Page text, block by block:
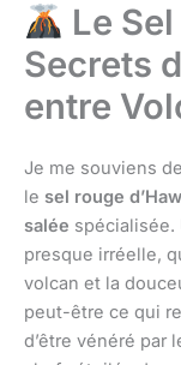
Le
Secrets
entre
Je me souviens
le sel rouge
salée spécialisée.
presque irréelle,
volcan et la
peut-être ce qui
d’être vénéré par